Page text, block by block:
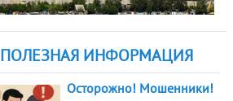
ПОЛЕЗНАЯ ИНФОРМАЦИЯ
Осторожно! Мошенники!